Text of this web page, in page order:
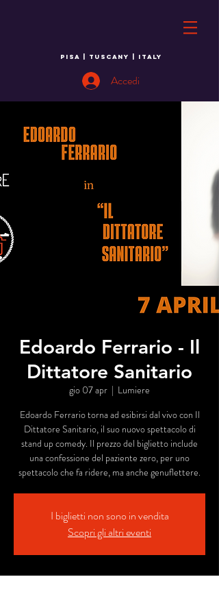
PISA | TUSCANY | ITALY
Accedi
Edoardo Ferrario - Il
Dittatore Sanitario
gio 07 apr
  |
Lumiere
Edoardo Ferrario torna ad esibirsi dal vivo con Il
Dittatore Sanitario, il suo nuovo spettacolo di
stand up comedy. Il prezzo del biglietto include
una confessione del paziente zero, per uno
spettacolo che fa ridere, ma anche genuflettere.
I biglietti non sono in vendita
Scopri gli altri eventi